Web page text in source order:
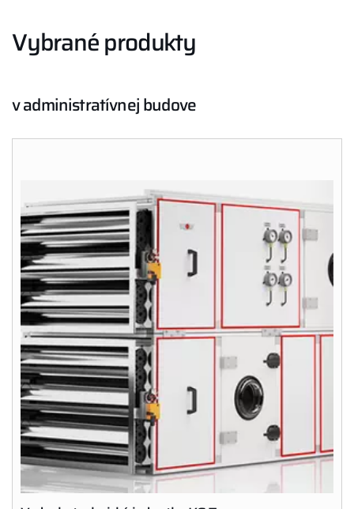
Vybrané produkty
v administratívnej budove
Služby WOLF
Servis
Hotline
Kontaktný formulár
Dôležité odkazy
Kontakty